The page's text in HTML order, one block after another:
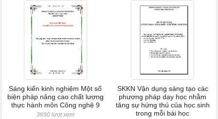
Sáng kiến kinh nghiệm Một số
biện pháp nâng cao chất lượng
thực hành môn Công nghệ 9
3690 lượt xem
SKKN Vận dụng sáng tạo các
phương pháp dạy học nhằm
tăng sự hứng thú của học sinh
trong mỗi bài học